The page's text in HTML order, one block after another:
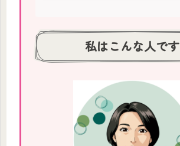
私はこんな人です